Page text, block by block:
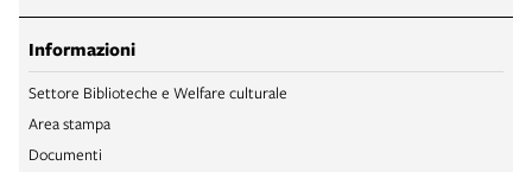
Informazioni
Settore Biblioteche e Welfare culturale
Area stampa
Documenti